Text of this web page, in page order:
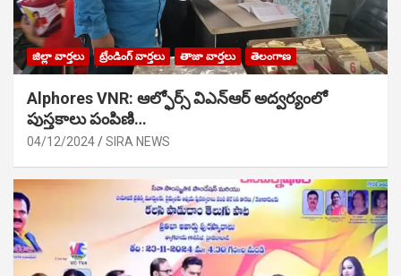
జిల్లా వార్తలు ట్రేండింగ్ వార్తలు తాజా వార్తలు తెలంగాణ
Alphores VNR: ఆల్ఫోర్స్ విఎన్ఆర్ అద్వర్యంలో
పుస్తకాలు పంపిణి…
04/12/2024 SIRA NEWS